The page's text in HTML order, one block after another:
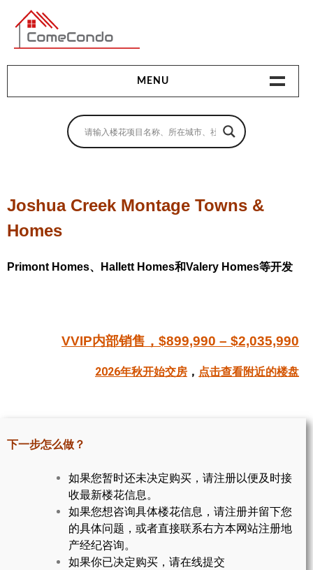
多伦多最新最全的楼花搜索引擎
MENU
地产相关
卖房指南
租房指南
帮您卖房
多伦多地产
楼花转让专区
多伦多市中心楼花项目
怡陶碧谷社区介绍
Joshua Creek Montage Towns &
Homes
Primont Homes、Hallett Homes和Valery Homes等开发
VVIP内部销售，$899,990 – $2,035,990
2026年秋开始交房 ， 点击查看附近的楼盘
下一步怎么做？
如果您暂时还未决定购买，请注册以便及时接
收最新楼花信息。
如果您想咨询具体楼花信息，请注册并留下您
的具体问题，或者直接联系右方本网站注册地
产经纪咨询。
如果你已决定购买，请在线提交